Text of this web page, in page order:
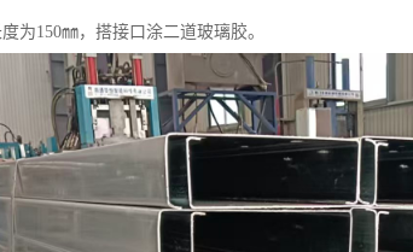
为150㎜，搭接口涂二道玻璃胶。